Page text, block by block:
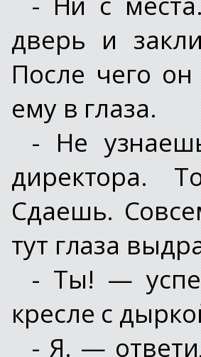
дверь и
После чего
ему в глаза.
- Не
директора.
Сдаешь.
тут глаза
- Ты! —
кресле с
- Я. —